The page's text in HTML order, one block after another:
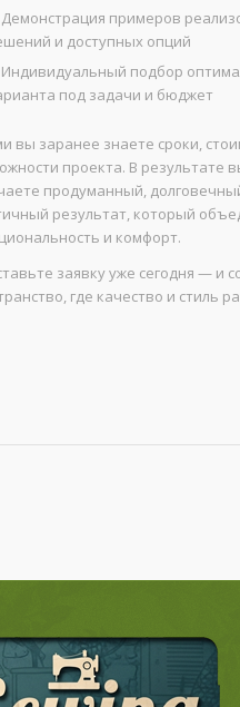
примеров
и доступных опций
подбор
под задачи и бюджет
вы заранее знаете сроки,
проекта. В результате
продуманный,
результат, который
и комфорт.
заявку уже сегодня — и
где качество и стиль